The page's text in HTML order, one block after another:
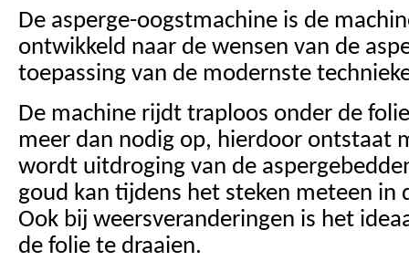
De asperge-oogstmachine is de
ontwikkeld naar de wensen van de
toepassing van de modernste
De machine rijdt traploos onder de
meer dan nodig op, hierdoor ontstaat
wordt uitdroging van de
goud kan tijdens het steken meteen in
Ook bij weersveranderingen is het
de folie te draaien.